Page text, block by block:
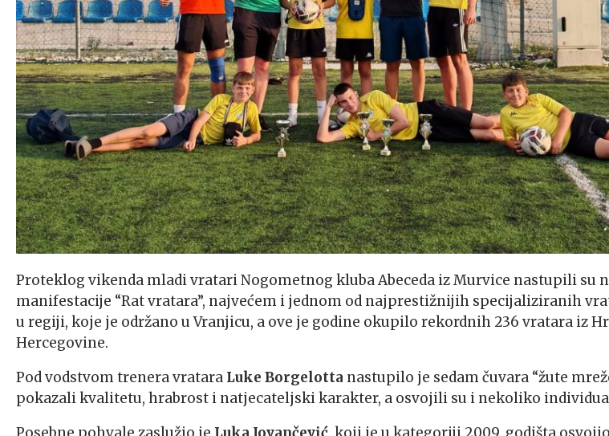
Proteklog vikenda mladi vratari Nogometnog kluba Abeceda iz Murvice nastupili su
manifestacije “Rat vratara”, najvećem i jednom od najprestižnijih specijaliziranih
u regiji, koje je održano u Vranjicu, a ove je godine okupilo rekordnih 236 vratara iz
Hercegovine.
Pod vodstvom trenera vratara Luke Borgelotta nastupilo je sedam čuvara “žute
pokazali kvalitetu, hrabrost i natjecateljski karakter, a osvojili su i nekoliko